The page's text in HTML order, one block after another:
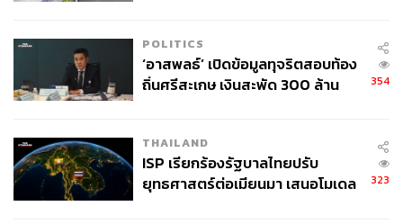
สร้างทีม Football Intelligence ซึ่งไม่ได้มีหน้าที่แค่เรื่องของ
การเฟ้นหานักเตะ แต่เป็นการวาดภาพของเกมฟุตบอลอังกฤษ
ในอนาคต โดยที่ในภาพนั้นอาร์เซนอลจะต้องเป็นทีมที่ประสบ
Big data ข้อมูลจำนวนมหาศาลที่ถูกนำมาประมวลถึงสิ่งที่
อาร์เซนอลต้องทำ ไปจนถึงการวาดภาพอนาคตถึงโอกาสที่คู่
แข่งจะเริ่มตกต่ำลงตาม ‘วงรอบ’ (Cycle)
POLITICS
‘อาสพลธ์’ เปิดข้อมูลทุจริตสอบท้อง
ถิ่นศรีสะเกษ เงินสะพัด 300 ล้าน
354
THAILAND
ISP เรียกร้องรัฐบาลไทยปรับ
ยุทธศาสตร์ต่อเมียนมา เสนอโมเดล
323